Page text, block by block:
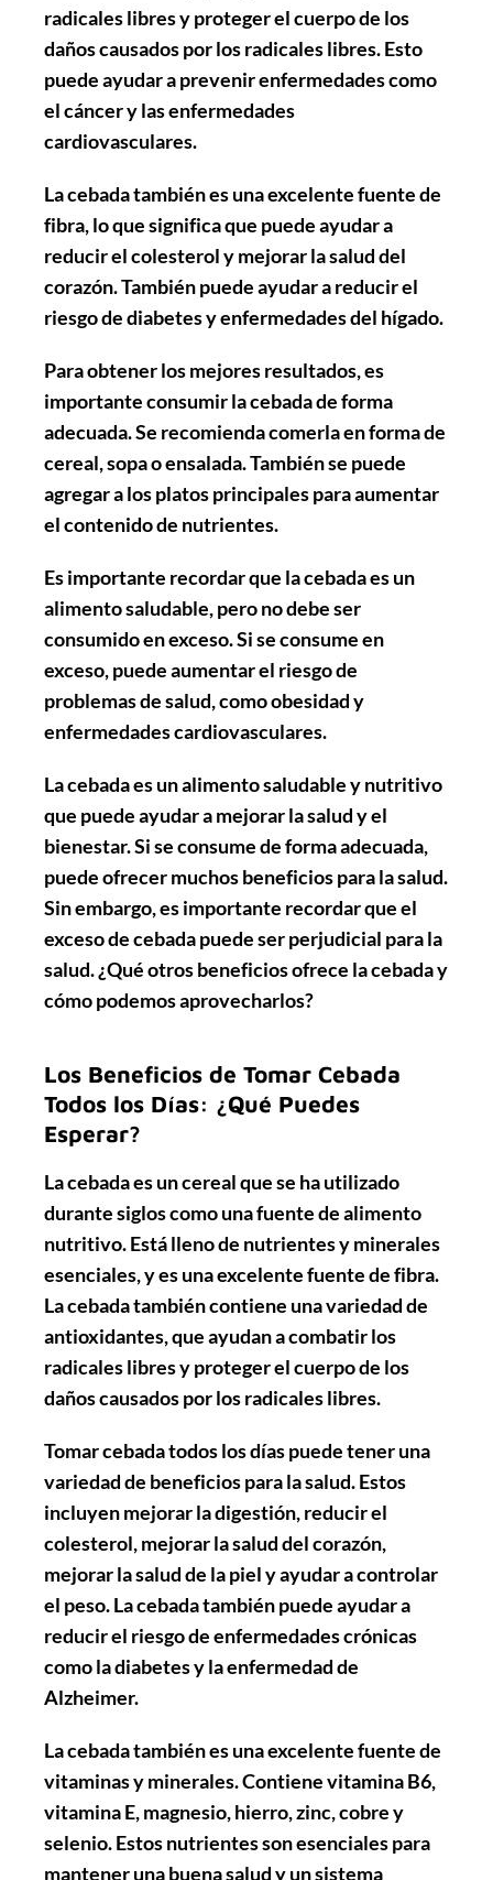
radicales libres y proteger el cuerpo de los
daños causados por los radicales libres. Esto
puede ayudar a prevenir enfermedades como
el cáncer y las enfermedades
cardiovasculares.
La cebada también es una excelente fuente de
fibra, lo que significa que puede ayudar a
reducir el colesterol y mejorar la salud del
corazón. También puede ayudar a reducir el
riesgo de diabetes y enfermedades del hígado.
Para obtener los mejores resultados, es
importante consumir la cebada de forma
adecuada. Se recomienda comerla en forma de
cereal, sopa o ensalada. También se puede
agregar a los platos principales para aumentar
el contenido de nutrientes.
Es importante recordar que la cebada es un
alimento saludable, pero no debe ser
consumido en exceso. Si se consume en
exceso, puede aumentar el riesgo de
problemas de salud, como obesidad y
enfermedades cardiovasculares.
La cebada es un alimento saludable y nutritivo
que puede ayudar a mejorar la salud y el
bienestar. Si se consume de forma adecuada,
puede ofrecer muchos beneficios para la salud.
Sin embargo, es importante recordar que el
exceso de cebada puede ser perjudicial para la
salud. ¿Qué otros beneficios ofrece la cebada y
cómo podemos aprovecharlos?
Los Beneficios de Tomar Cebada
Todos los Días: ¿Qué Puedes
Esperar?
La cebada es un cereal que se ha utilizado
durante siglos como una fuente de alimento
nutritivo. Está lleno de nutrientes y minerales
esenciales, y es una excelente fuente de fibra.
La cebada también contiene una variedad de
antioxidantes, que ayudan a combatir los
radicales libres y proteger el cuerpo de los
daños causados por los radicales libres.
Tomar cebada todos los díaspuede tener una
variedad de beneficios para la salud. Estos
incluyen mejorar la digestión, reducir el
colesterol, mejorar la salud del corazón,
mejorar la salud de la piel y ayudar a controlar
el peso. La cebada también puede ayudar a
reducir el riesgo de enfermedades crónicas
como la diabetes y la enfermedad de
Alzheimer.
La cebada también es una excelente fuente de
vitaminas y minerales. Contiene vitamina B6,
vitamina E, magnesio, hierro, zinc, cobre y
selenio. Estos nutrientes son esenciales para
mantener una buena salud y un sistema